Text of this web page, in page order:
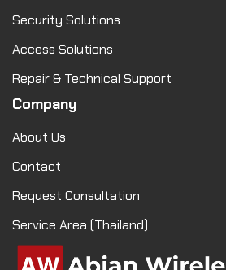
Security Solutions
Access Solutions
Repair & Technical Support
Company
About Us
Contact
Request Consultation
Service Area (Thailand)